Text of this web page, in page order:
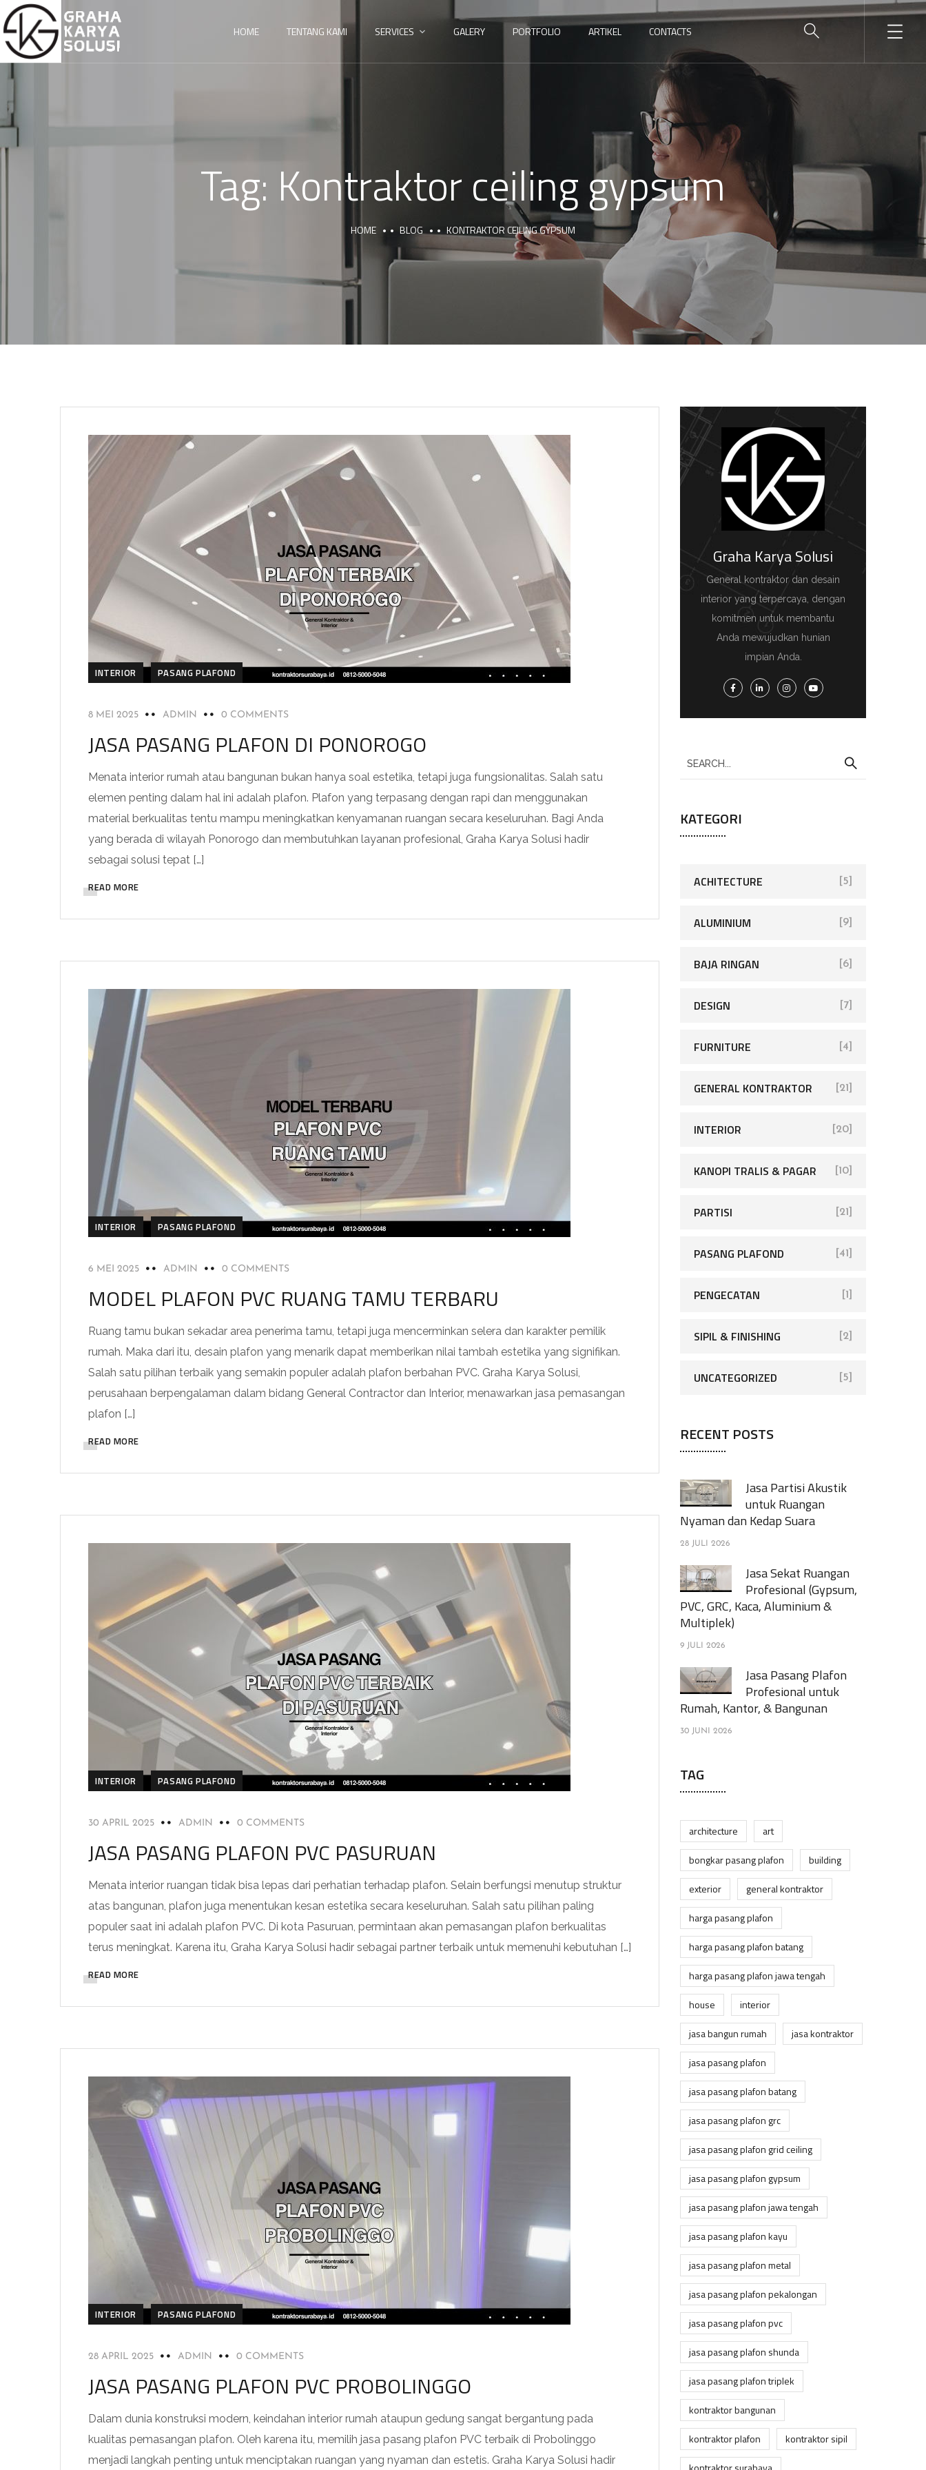
HOME TENTANG KAMI SERVICES GALERY PORTFOLIO ARTIKEL CONTACTS
Tag: Kontraktor ceiling gypsum
HOME BLOG KONTRAKTOR CEILING GYPSUM
INTERIOR PASANG PLAFOND
8 MEI 2025 ADMIN 0 COMMENTS
JASA PASANG PLAFON DI PONOROGO
Menata interior rumah atau bangunan bukan hanya soal estetika, tetapi juga fungsionalitas. Salah satu
elemen penting dalam hal ini adalah plafon. Plafon yang terpasang dengan rapi dan menggunakan
material berkualitas tentu mampu meningkatkan kenyamanan ruangan secara keseluruhan. Bagi Anda
yang berada di wilayah Ponorogo dan membutuhkan layanan profesional, Graha Karya Solusi hadir
sebagai solusi tepat […]
READ MORE
INTERIOR PASANG PLAFOND
6 MEI 2025 ADMIN 0 COMMENTS
MODEL PLAFON PVC RUANG TAMU TERBARU
Ruang tamu bukan sekadar area penerima tamu, tetapi juga mencerminkan selera dan karakter pemilik
rumah. Maka dari itu, desain plafon yang menarik dapat memberikan nilai tambah estetika yang signifikan.
Salah satu pilihan terbaik yang semakin populer adalah plafon berbahan PVC. Graha Karya Solusi,
perusahaan berpengalaman dalam bidang General Contractor dan Interior, menawarkan jasa pemasangan
plafon […]
READ MORE
INTERIOR PASANG PLAFOND
30 APRIL 2025 ADMIN 0 COMMENTS
JASA PASANG PLAFON PVC PASURUAN
Menata interior ruangan tidak bisa lepas dari perhatian terhadap plafon. Selain berfungsi menutup struktur
atas bangunan, plafon juga menentukan kesan estetika secara keseluruhan. Salah satu pilihan paling
populer saat ini adalah plafon PVC. Di kota Pasuruan, permintaan akan pemasangan plafon berkualitas
terus meningkat. Karena itu, Graha Karya Solusi hadir sebagai partner terbaik untuk memenuhi kebutuhan […]
READ MORE
INTERIOR PASANG PLAFOND
28 APRIL 2025 ADMIN 0 COMMENTS
JASA PASANG PLAFON PVC PROBOLINGGO
Dalam dunia konstruksi modern, keindahan interior rumah ataupun gedung sangat bergantung pada
kualitas pemasangan plafon. Oleh karena itu, memilih jasa pasang plafon PVC terbaik di Probolinggo
menjadi langkah penting untuk menciptakan ruangan yang nyaman dan estetis. Graha Karya Solusi hadir
Graha Karya Solusi
General kontraktor dan desain
interior yang terpercaya, dengan
komitmen untuk membantu
Anda mewujudkan hunian
impian Anda.
KATEGORI
ACHITECTURE [5]
ALUMINIUM [9]
BAJA RINGAN [6]
DESIGN [7]
FURNITURE [4]
GENERAL KONTRAKTOR [21]
INTERIOR [20]
KANOPI TRALIS & PAGAR [10]
PARTISI [21]
PASANG PLAFOND [41]
PENGECATAN [1]
SIPIL & FINISHING [2]
UNCATEGORIZED [5]
RECENT POSTS
Jasa Partisi Akustik
untuk Ruangan
Nyaman dan Kedap Suara
28 JULI 2026
Jasa Sekat Ruangan
Profesional (Gypsum,
PVC, GRC, Kaca, Aluminium &
Multiplek)
9 JULI 2026
Jasa Pasang Plafon
Profesional untuk
Rumah, Kantor, & Bangunan
30 JUNI 2026
TAG
architecture
art
bongkar pasang plafon
building
exterior
general kontraktor
harga pasang plafon
harga pasang plafon batang
harga pasang plafon jawa tengah
house
interior
jasa bangun rumah
jasa kontraktor
jasa pasang plafon
jasa pasang plafon batang
jasa pasang plafon grc
jasa pasang plafon grid ceiling
jasa pasang plafon gypsum
jasa pasang plafon jawa tengah
jasa pasang plafon kayu
jasa pasang plafon metal
jasa pasang plafon pekalongan
jasa pasang plafon pvc
jasa pasang plafon shunda
jasa pasang plafon triplek
kontraktor bangunan
kontraktor plafon
kontraktor sipil